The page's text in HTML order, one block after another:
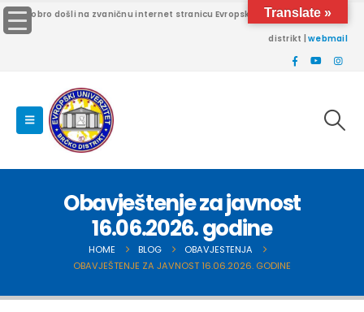
Dobro došli na zvaničnu internet stranicu Evropskog univerziteta Brčko
distrikt |webmail
Obavještenje za javnost
16.06.2026. godine
HOME BLOG
OBAVJESTENJA
OBAVJEŠTENJE ZA JAVNOST 16.06.2026. GODINE
Translate »